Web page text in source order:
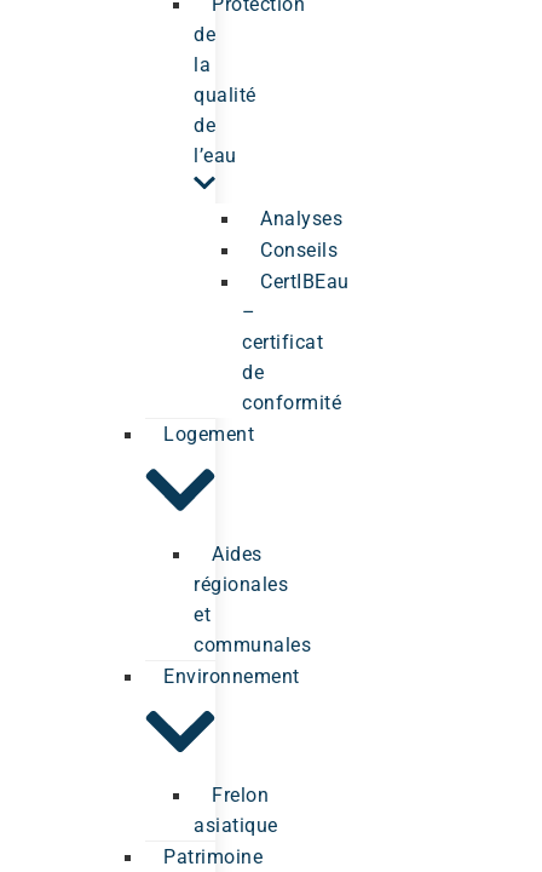
de
la
qualité
de
l’eau
Analyses
Conseils
CertIBEau
–
certificat
de
conformité
Logement
Aides
régionales
et
communales
Environnement
Frelon
asiatique
Patrimoine